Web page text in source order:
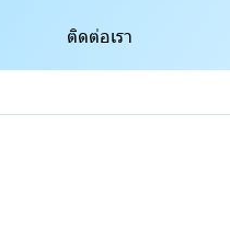
ติดต่อเรา